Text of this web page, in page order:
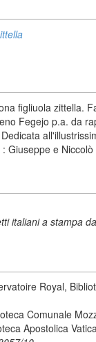
figliuola zittella.
Fegejo p.a. da
: Giuseppe e
italiani a stampa
Royal,
Comunale
Apostolica